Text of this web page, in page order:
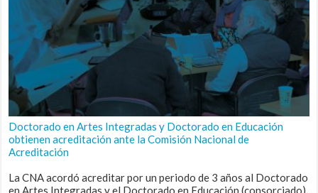
Doctorado en Artes Integradas y Doctorado en Educación
obtienen acreditación ante la Comisión Nacional de
Acreditación
La CNA acordó acreditar por un periodo de 3 años al Doctorado
en Artes Integradas y el Doctorado en Educación (consorciado),